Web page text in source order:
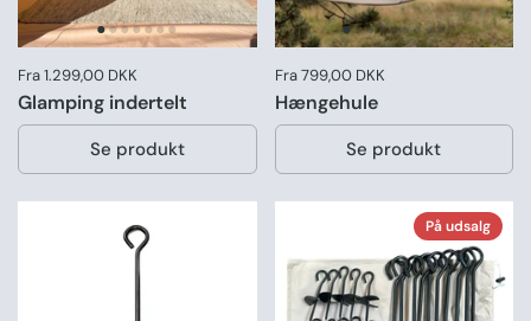
Pris:
Fra 1.299,00 DKK
Glamping indertelt
Se produkt
Pris:
Fra 799,00 DKK
Hængehule
Se produkt
På udsalg